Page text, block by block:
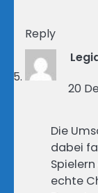
Reply
20
Die
dabei
echte